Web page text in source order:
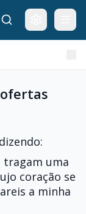
tragam uma
coração se
a minha